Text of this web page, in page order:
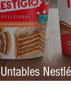
Untables